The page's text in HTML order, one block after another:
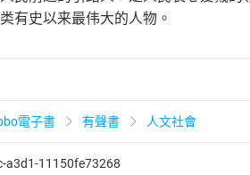
有史以来最伟大的人物。
電子書 有聲書 人文社會
a3d1-11150fe73268